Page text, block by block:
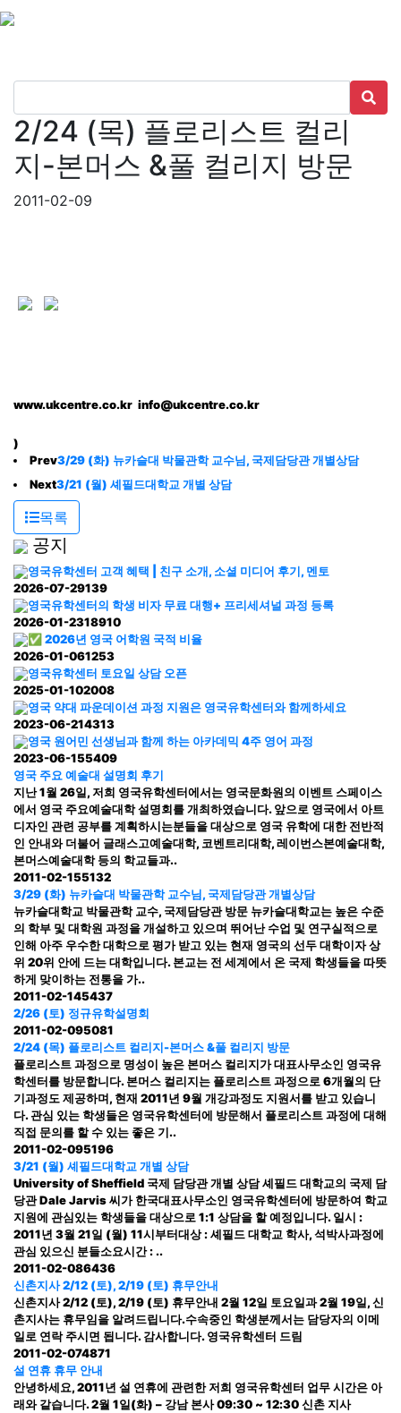
2/24 (목) 플로리스트 컬리
지-본머스 &풀 컬리지 방문
2011-02-09
www.ukcentre.co.kr info@ukcentre.co.kr
)
Prev3/29 (화) 뉴카슬대 박물관학 교수님, 국제담당관 개별상담
Next3/21 (월) 셰필드대학교 개별 상담
목록
공지
영국유학센터 고객 혜택 | 친구 소개, 소셜 미디어 후기, 멘토
2026-07-29139
영국유학센터의 학생 비자 무료 대행+ 프리세셔널 과정 등록
2026-01-2318910
✅ 2026년 영국 어학원 국적 비율
2026-01-061253
영국유학센터 토요일 상담 오픈
2025-01-102008
영국 약대 파운데이션 과정 지원은 영국유학센터와 함께하세요
2023-06-214313
영국 원어민 선생님과 함께 하는 아카데믹 4주 영어 과정
2023-06-155409
영국 주요 예술대 설명회 후기
지난 1월 26일, 저희 영국유학센터에서는 영국문화원의 이벤트 스페이스
에서 영국 주요예술대학 설명회를 개최하였습니다. 앞으로 영국에서 아트
디자인 관련 공부를 계획하시는분들을 대상으로 영국 유학에 대한 전반적
인 안내와 더불어 글래스고예술대학, 코벤트리대학, 레이번스본예술대학,
본머스예술대학 등의 학교들과..
2011-02-155132
3/29 (화) 뉴카슬대 박물관학 교수님, 국제담당관 개별상담
뉴카슬대학교 박물관학 교수, 국제담당관 방문 뉴카슬대학교는 높은 수준
의 학부 및 대학원 과정을 개설하고 있으며 뛰어난 수업 및 연구실적으로
인해 아주 우수한 대학으로 평가 받고 있는 현재 영국의 선두 대학이자 상
위 20위 안에 드는 대학입니다. 본교는 전 세계에서 온 국제 학생들을 따뜻
하게 맞이하는 전통을 가..
2011-02-145437
2/26 (토) 정규유학설명회
2011-02-095081
2/24 (목) 플로리스트 컬리지-본머스 &풀 컬리지 방문
플로리스트 과정으로 명성이 높은 본머스 컬리지가 대표사무소인 영국유
학센터를 방문합니다. 본머스 컬리지는 플로리스트 과정으로 6개월의 단
기과정도 제공하며, 현재 2011년 9월 개강과정도 지원서를 받고 있습니
다. 관심 있는 학생들은 영국유학센터에 방문해서 플로리스트 과정에 대해
직접 문의를 할 수 있는 좋은 기..
2011-02-095196
3/21 (월) 셰필드대학교 개별 상담
University of Sheffield 국제 담당관 개별 상담 셰필드 대학교의 국제 담
당관 Dale Jarvis 씨가 한국대표사무소인 영국유학센터에 방문하여 학교
지원에 관심있는 학생들을 대상으로 1:1 상담을 할 예정입니다. 일시 :
2011년 3월 21일 (월) 11시부터대상 : 셰필드 대학교 학사, 석박사과정에
관심 있으신 분들소요시간 : ..
2011-02-086436
신촌지사 2/12 (토), 2/19 (토) 휴무안내
신촌지사 2/12 (토), 2/19 (토) 휴무안내 2월 12일 토요일과 2월 19일, 신
촌지사는 휴무임을 알려드립니다.수속중인 학생분께서는 담당자의 이메
일로 연락 주시면 됩니다. 감사합니다. 영국유학센터 드림
2011-02-074871
설 연휴 휴무 안내
안녕하세요, 2011년 설 연휴에 관련한 저희 영국유학센터 업무 시간은 아
래와 같습니다. 2월 1일(화) – 강남 본사 09:30 ~ 12:30 신촌 지사